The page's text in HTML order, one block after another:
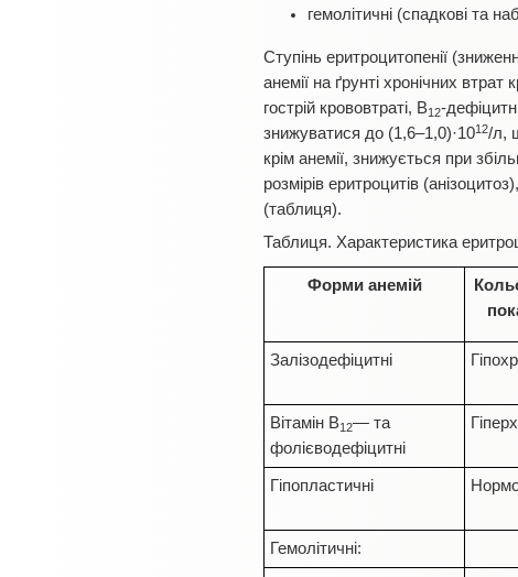
гемолітичні (спадкові та
Ступінь еритроцитопенії
анемії на ґрунті хронічних
гострій крововтраті, В12-
знижуватися до (1,6–1,0)·1012/л,
крім анемії, знижується при
розмірів еритроцитів
(таблиця).
Таблиця. Характеристика
Форми анемій
Залізодефіцитні
Вітамін В12— та
фолієводефіцитні
Гіпопластичні
Гемолітичні: